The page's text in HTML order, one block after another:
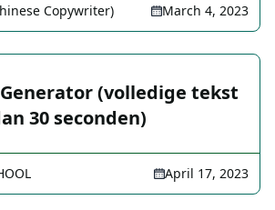
Copywriter) March 4, 2023
Generator (volledige tekst
30 seconden)
April 17, 2023